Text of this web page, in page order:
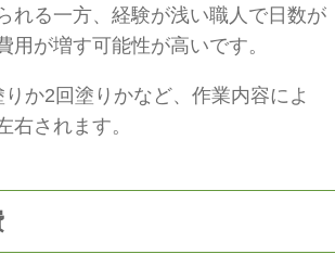
れる一方、経験が浅い職人で日数が
用が増す可能性が高いです。
か2回塗りかなど、作業内容によ
右されます。